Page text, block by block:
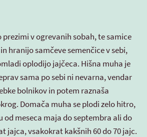
prezimi v ogrevanih sobah, te samice
hranijo samčeve semenčice v sebi,
oplodijo jajčeca. Hišna muha je
sama po sebi ni nevarna, vendar
bolnikov in potem raznaša
Domača muha se plodi zelo hitro,
od meseca maja do septembra ali do
jajca, vsakokrat kakšnih 60 do 70 jajc.